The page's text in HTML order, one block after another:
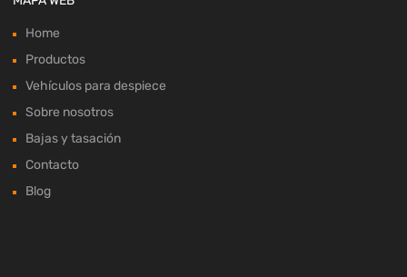
Home
Productos
Vehículos para despiece
Sobre nosotros
Bajas y tasación
Contacto
Blog